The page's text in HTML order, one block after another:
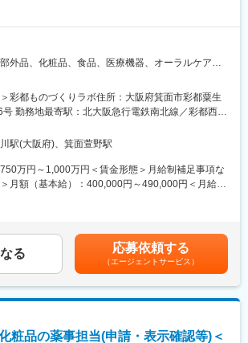
・労働政策グループ 健康推進室（約26,000名の従
ではなく、全社規模で健康経営や人的資本の強化に
ナミックな環境です。多様な業種・規模のグルー
、幅広い経験を積むことができます。
イム制導入、年間休日125日、福利厚生も充実して
ャリアパス
外品、化粧品、食品、医療機器、オーラルケアな
監査の実施（国内出張あり/必要に応じて海外出張
内のQMSや開発体制にも触れて頂き、習熟頂いた
にチャレンジ頂くことを基本ルートと考えていま
び当課の各種プロジェクト推進／管理
クトが表す意味は、SDCAすべきQMSの仕組みや文
ンのためのPDCA活動（個人～小集団活動レベル）
程設計におけるリスクアセスメント
彩都ものづくりラボ住所：大阪府箕面市彩都粟生
勤務地最寄駅：北大阪急行電鉄南北線／彩都西駅
：屋内全面禁煙変更の範囲：会社の定める事業所
ク含む）
駅(大阪府)、箕面萱野駅
万円～1,000万円＜賃金形態＞月給制補足事項な
月額（基本給）：400,000円～490,000円＜月給＞
選考を通じて上下する可能性があります。月給(月額)
めた表記です。
る 応募依頼する
（エージェントサービス）
粧品の薬事担当(申請・表示確認等)＜